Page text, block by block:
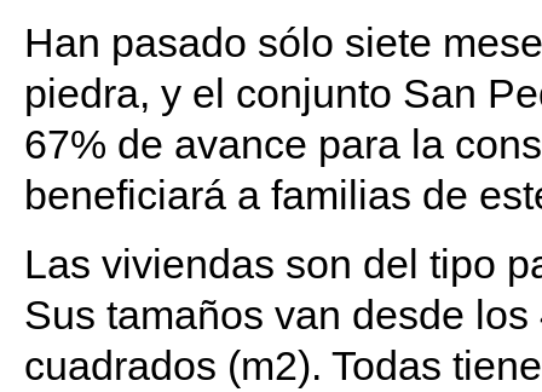
Han pasado sólo siete
piedra, y el conjunto San
67% de avance para la
beneficiará a familias de
Las viviendas son del tipo
Sus tamaños van desde
cuadrados (m2). Todas